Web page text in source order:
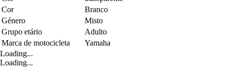
Cor
Branco
Género
Misto
Grupo etário
Adulto
Marca de motocicleta
Yamaha
Loading...
Loading...